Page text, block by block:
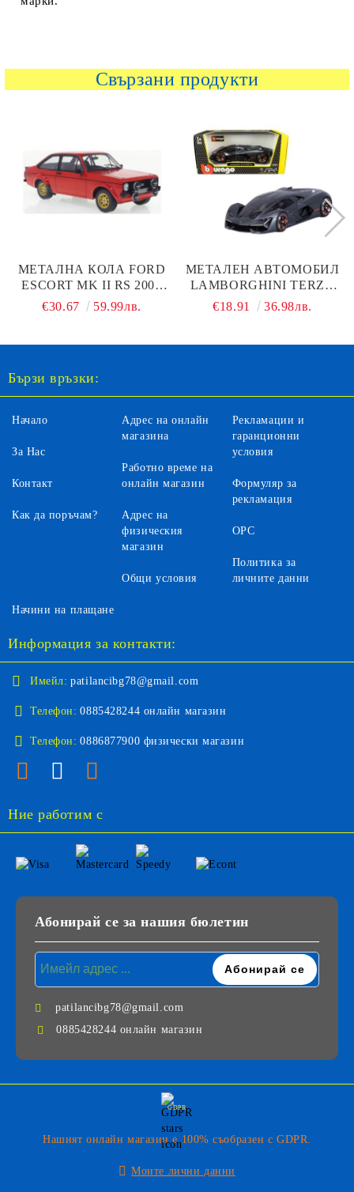
Свързани продукти
МЕТАЛНА КОЛА FORD
ESCORT MK II RS 2000
RED 1977 WHITE BOX
€30.67 59.99лв.
МЕТАЛЕН АВТОМОБИЛ
LAMBORGHINI TERZO
MILLENNIO BBURAGO
€18.91 36.98лв.
Бързи връзки:
Начало
За Нас
Контакт
Как да поръчам?
Адрес на онлайн
магазина
Работно време на
онлайн магазин
Адрес на
физическия
магазин
Общи условия
Рекламации и
гаранционни
условия
Формуляр за
рекламация
ОРС
Политика за
личните данни
Начини на плащане
Информация за контакти:
Имейл: patilancibg78@gmail.com
Телефон: 0885428244 онлайн магазин
Телефон: 0886877900 физически магазин
Ние работим с
Абонирай се за нашия бюлетин
patilancibg78@gmail.com
0885428244 онлайн магазин
GDPR
Нашият онлайн магазин е 100% съобразен с GDPR.
Моите лични данни